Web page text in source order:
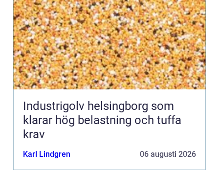
Industrigolv helsingborg som
klarar hög belastning och tuffa
krav
Karl Lindgren 06 augusti 2026